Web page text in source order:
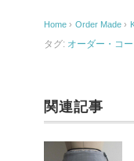
o
o
Home › Order Made ›
タグ: オーダー・コー
関連記事